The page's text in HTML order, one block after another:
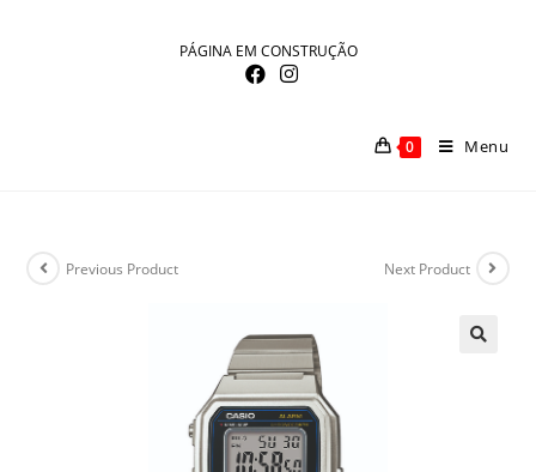
PÁGINA EM CONSTRUÇÃO
0 Menu
Previous Product Next Product